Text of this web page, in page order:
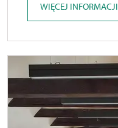
WIĘCEJ INFORMACJI